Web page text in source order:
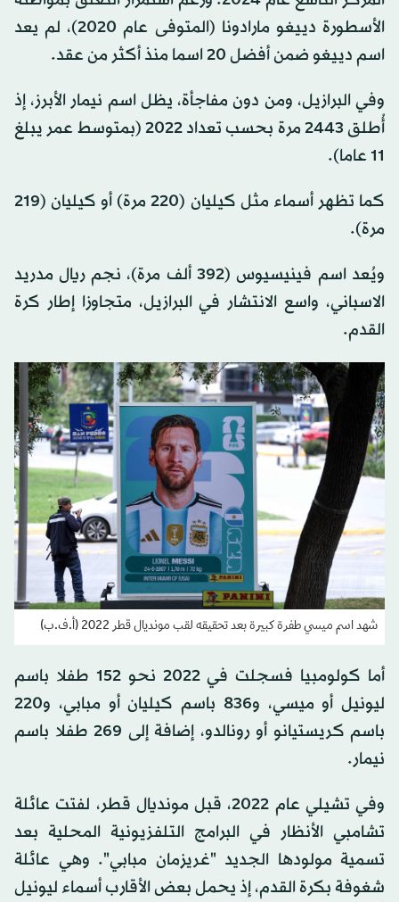
الأسطورة دييغو مارادونا (المتوفى عام 2020)، لم يعد
اسم دييغو ضمن أفضل 20 اسما منذ أكثر من عقد.
وفي البرازيل، ومن دون مفاجأة، يظل اسم نيمار الأبرز، إذ
أُطلق 2443 مرة بحسب تعداد 2022 (بمتوسط عمر يبلغ
11 عاما).
كما تظهر أسماء مثل كيليان (220 مرة) أو كيليان (219
مرة).
ويُعد اسم فينيسيوس (392 ألف مرة)، نجم ريال مدريد
الاسباني، واسع الانتشار في البرازيل، متجاوزا إطار كرة
القدم.
شهد اسم ميسي طفرة كبيرة بعد تحقيقه لقب مونديال قطر 2022 (أ.ف.ب)
أما كولومبيا فسجلت في 2022 نحو 152 طفلا باسم
ليونيل أو ميسي، و836 باسم كيليان أو مبابي، و220
باسم كريستيانو أو رونالدو، إضافة إلى 269 طفلا باسم
نيمار.
وفي تشيلي عام 2022، قبل مونديال قطر، لفتت عائلة
تشامبي الأنظار في البرامج التلفزيونية المحلية بعد
تسمية مولودها الجديد "غريزمان مبابي". وهي عائلة
شغوفة بكرة القدم، إذ يحمل بعض الأقارب أسماء ليونيل